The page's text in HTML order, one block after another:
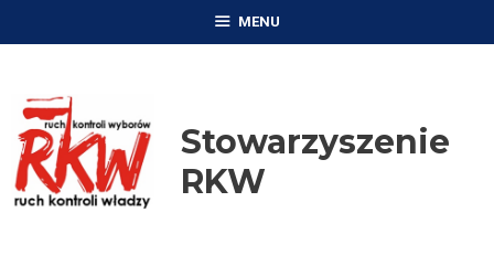
MENU
Stowarzyszenie
RKW